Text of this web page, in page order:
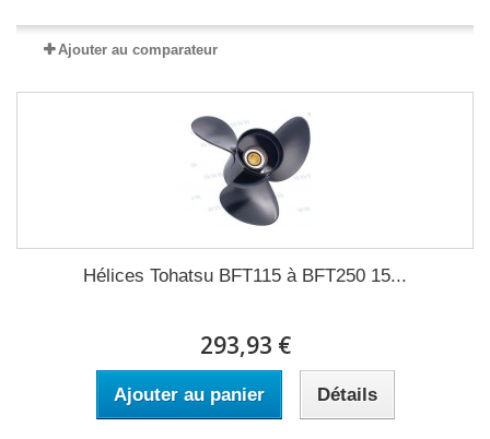
Ajouter au comparateur
Hélices Tohatsu BFT115 à BFT250 15...
293,93 €
Ajouter au panier Détails